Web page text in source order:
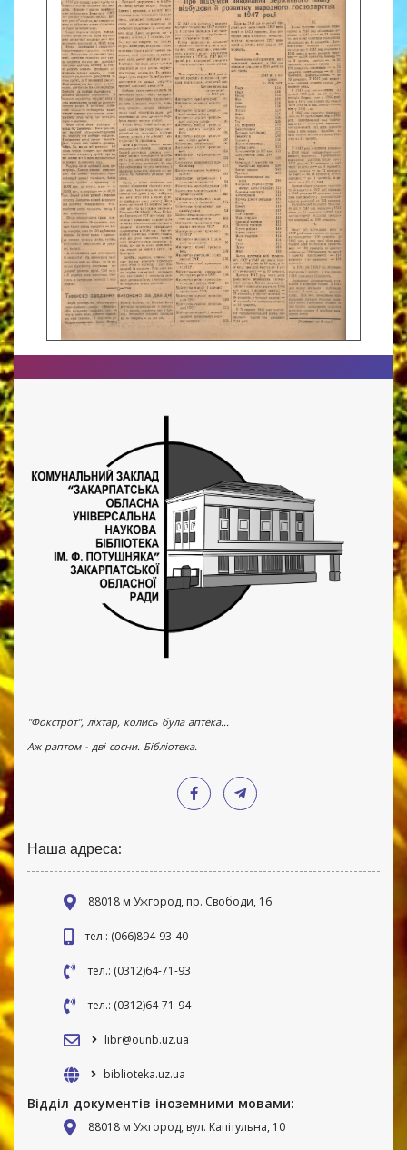
"Фокстрот", ліхтар, колись була аптека...
Аж раптом - дві сосни. Бібліотека.
Наша адреса:
88018 м Ужгород, пр. Свободи, 16
тел.: (066)894-93-40
тел.: (0312)64-71-93
тел.: (0312)64-71-94
libr@ounb.uz.ua
biblioteka.uz.ua
Відділ документів іноземними мовами:
88018 м Ужгород, вул. Капітульна, 10